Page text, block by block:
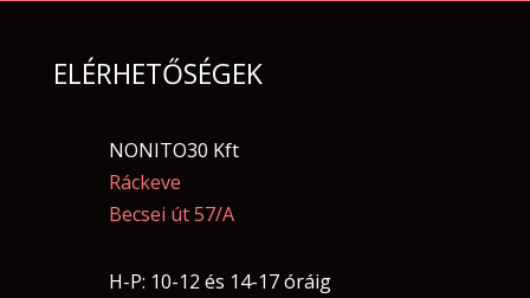
ELÉRHETŐSÉGEK
NONITO30 Kft
Ráckeve
Becsei út 57/A
H-P: 10-12 és 14-17 óráig